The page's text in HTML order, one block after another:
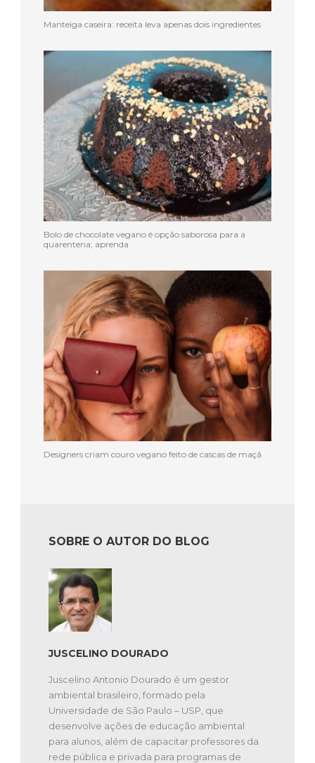
Manteiga caseira: receita leva apenas dois ingredientes
Bolo de chocolate vegano é opção saborosa para a
quarentena; aprenda
Designers criam couro vegano feito de cascas de maçã
SOBRE O AUTOR DO BLOG
JUSCELINO DOURADO
Juscelino Antonio Dourado é um gestor
ambiental brasileiro, formado pela
Universidade de São Paulo – USP, que
desenvolve ações de educação ambiental
para alunos, além de capacitar professores da
rede pública e privada para programas de